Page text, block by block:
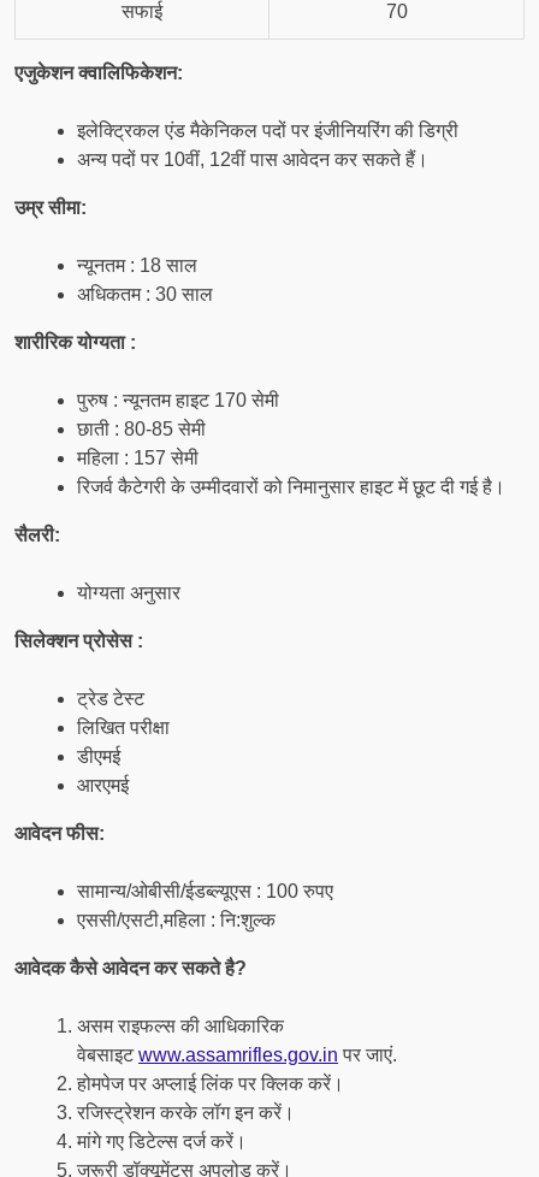
सफाई 70
एजुकेशन क्वालिफिकेशन:
इलेक्ट्रिकल एंड मैकेनिकल पदों पर इंजीनियरिंग की डिग्री
अन्य पदों पर 10वीं, 12वीं पास आवेदन कर सकते हैं।
उम्र सीमा:
न्यूनतम : 18 साल
अधिकतम : 30 साल
शारीरिक योग्यता :
पुरुष : न्यूनतम हाइट 170 सेमी
छाती : 80-85 सेमी
महिला : 157 सेमी
रिजर्व कैटेगरी के उम्मीदवारों को निमानुसार हाइट में छूट दी गई है।
सैलरी:
योग्यता अनुसार
सिलेक्शन प्रोसेस :
ट्रेड टेस्ट
लिखित परीक्षा
डीएमई
आरएमई
आवेदन फीस:
सामान्य/ओबीसी/ईडब्ल्यूएस : 100 रुपए
एससी/एसटी,महिला : नि:शुल्क
आवेदक कैसे आवेदन कर सकते है?
असम राइफल्स की आधिकारिक
वेबसाइटwww.assamrifles.gov.in पर जाएं.
होमपेज पर अप्लाई लिंक पर क्लिक करें।
रजिस्ट्रेशन करके लॉग इन करें।
मांगे गए डिटेल्स दर्ज करें।
जरूरी डॉक्यूमेंट्स अपलोड करें।